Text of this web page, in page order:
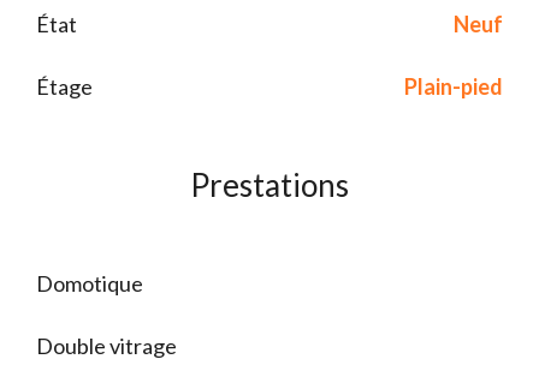
État Neuf
Étage Plain-pied
Prestations
Domotique
Double vitrage